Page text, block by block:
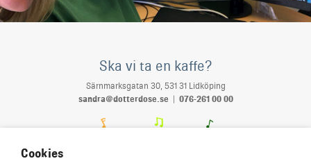
Ska vi ta en kaffe?
Särnmarksgatan 30, 531 31 Lidköping
sandra@dotterdose.se
076-261 00 00
Cookies